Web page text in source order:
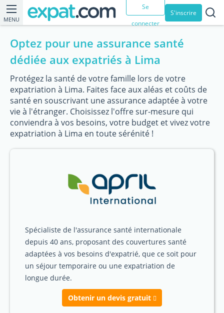
MENU
Se
connecter
S'inscrire
Optez pour une assurance santé
dédiée aux expatriés à Lima
Protégez la santé de votre famille lors de votre
expatriation à Lima. Faites face aux aléas et coûts de
santé en souscrivant une assurance adaptée à votre
vie à l'étranger. Choisissez l'offre sur-mesure qui
conviendra à vos besoins, votre budget et vivez votre
expatriation à Lima en toute sérénité !
Spécialiste de l'assurance santé internationale
depuis 40 ans, proposant des couvertures santé
adaptées à vos besoins d'expatrié, que ce soit pour
un séjour temporaire ou une expatriation de
longue durée.
Obtenir un devis gratuit